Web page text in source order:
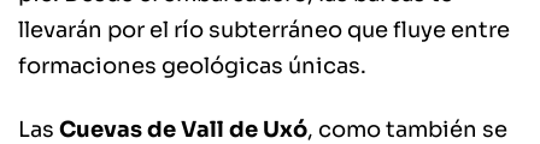
llevarán por el río subterráneo que fluye entre
formaciones geológicas únicas.
Las Cuevas de Vall de Uxó, como también se